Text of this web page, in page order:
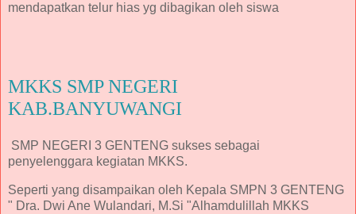
mendapatkan telur hias yg dibagikan oleh siswa
MKKS SMP NEGERI
KAB.BANYUWANGI
SMP NEGERI 3 GENTENG sukses sebagai
penyelenggara kegiatan MKKS.
Seperti yang disampaikan oleh Kepala SMPN 3 GENTENG
" Dra. Dwi Ane Wulandari, M.Si "Alhamdulillah MKKS